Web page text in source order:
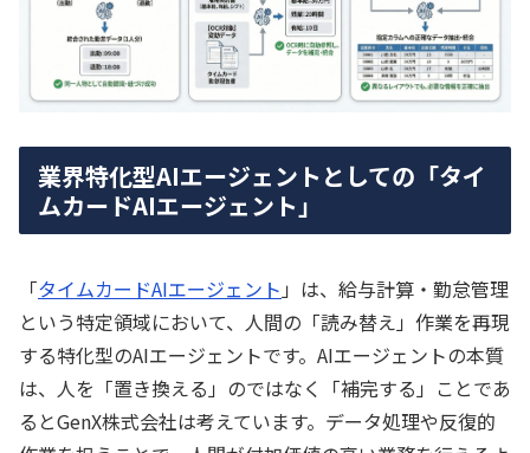
業界特化型AIエージェントとしての「タイ
ムカードAIエージェント」
「タイムカードAIエージェント 」は、給与計算・勤怠管理
という特定領域において、人間の「読み替え」作業を再現
する特化型のAIエージェントです。AIエージェントの本質
は、人を「置き換える」のではなく「補完する」ことであ
るとGenX株式会社は考えています。データ処理や反復的